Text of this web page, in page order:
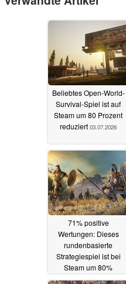
Beliebtes Open-World-
Survival-Spiel ist auf
Steam um 80 Prozent
reduziert 03.07.2026
71% positive
Wertungen: Dieses
rundenbasierte
Strategiespiel ist bei
Steam um 80%
reduziert01.07.2026